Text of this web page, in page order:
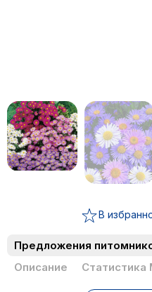
В
Предложения
Описание